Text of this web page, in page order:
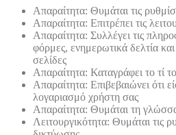
Απαραίτητα: Θυμάται τις
Απαραίτητα: Επιτρέπει τις
Απαραίτητα: Συλλέγει τις
φόρμες, ενημερωτικά δελτία
σελίδες
Απαραίτητα: Καταγράφει το τί
Απαραίτητα: Επιβεβαιώνει ότι
λογαριασμό χρήστη σας
Απαραίτητα: Θυμάται τη
Λειτουργικότητα: Θυμάται τις